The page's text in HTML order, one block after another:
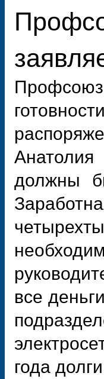
должны
все
года